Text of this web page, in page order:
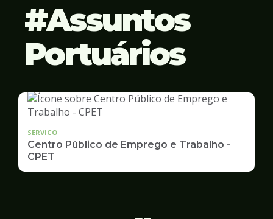
Assuntos
Portuários
SERVICO
Centro Público de Emprego e Trabalho -
CPET